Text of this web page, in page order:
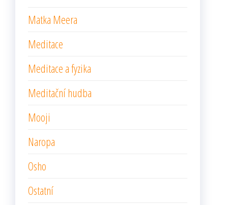
Matka Meera
Meditace
Meditace a fyzika
Meditační hudba
Mooji
Naropa
Osho
Ostatní